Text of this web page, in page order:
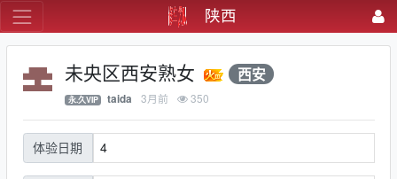
陕西
未央区西安熟女 西安
永.久VIP taida 3月前 350
体验日期 4